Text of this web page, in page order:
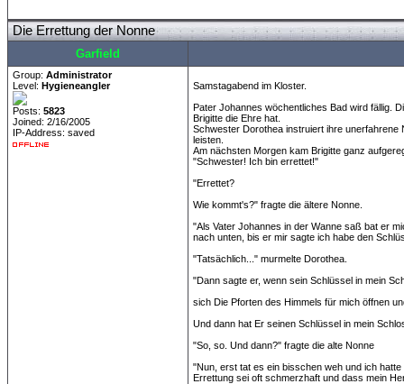
Die Errettung der Nonne
Garfield
Group: Administrator
Level: Hygieneangler
Posts: 5823
Joined: 2/16/2005
IP-Address: saved
Samstagabend im Kloster.
Pater Johannes wöchentliches Bad wird fällig.
Brigitte die Ehre hat.
Schwester Dorothea instruiert ihre unerfahrene
leisten.
Am nächsten Morgen kam Brigitte ganz
"Schwester! Ich bin errettet!"
"Errettet?
Wie kommt's?" fragte die ältere Nonne.
"Als Vater Johannes in der Wanne saß bat er
nach unten, bis er mir sagte ich habe den
"Tatsächlich..." murmelte Dorothea.
"Dann sagte er, wenn sein Schlüssel in mein
sich Die Pforten des Himmels für mich öffnen
Und dann hat Er seinen Schlüssel in mein
"So, so. Und dann?" fragte die alte Nonne
"Nun, erst tat es ein bisschen weh und ich
Errettung sei oft schmerzhaft und dass mein